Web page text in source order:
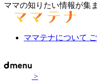
ママの知りたい情報が集
ママテナについて
>